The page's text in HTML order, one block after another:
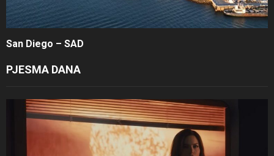
San Diego – SAD
PJESMA DANA